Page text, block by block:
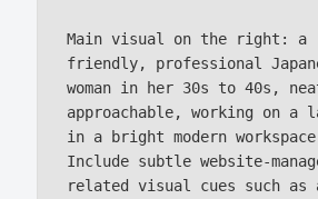
Main visual on the right: a
friendly, professional
woman in her 30s to 40s,
approachable, working on a
in a bright modern
Include subtle website-
related visual cues such as